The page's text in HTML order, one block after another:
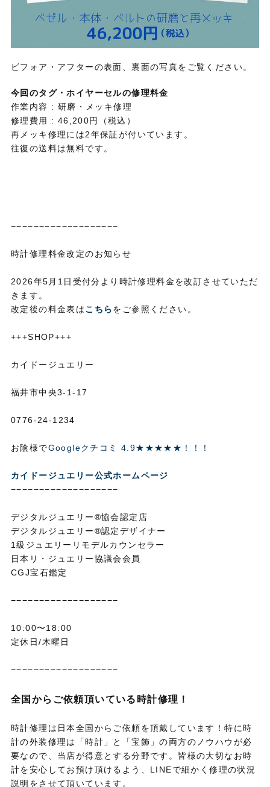
ビフォア・アフターの表面、裏面の写真をご覧ください。
今回のタグ・ホイヤーセルの修理料金
作業内容 : 研磨・メッキ修理
修理費用 : 46,200円（税込）
再メッキ修理には2年保証が付いています。
往復の送料は無料です。
−−−−−−−−−−−−−−−−−−−
時計修理料金改定のお知らせ
2026年5月1日受付分より時計修理料金を改訂させていただ
きます。
改定後の料金表はこちらをご参照ください。
+++SHOP+++
カイドージュエリー
福井市中央3-1-17
0776-24-1234
お陰様でGoogleクチコミ 4.9★★★★★！！！
カイドージュエリー公式ホームページ
−−−−−−−−−−−−−−−−−−−
デジタルジュエリー®協会認定店
デジタルジュエリー®認定デザイナー
1級ジュエリーリモデルカウンセラー
日本リ・ジュエリー協議会会員
CGJ宝石鑑定
−−−−−−−−−−−−−−−−−−−
10:00〜18:00
定休日/木曜日
−−−−−−−−−−−−−−−−−−−
全国からご依頼頂いている時計修理！
時計修理は日本全国からご依頼を頂戴しています！特に時
計の外装修理は「時計」と「宝飾」の両方のノウハウが必
要なので、当店が得意とする分野です。皆様の大切なお時
計を安心してお預け頂けるよう、LINEで細かく修理の状況
説明をさせて頂いています。